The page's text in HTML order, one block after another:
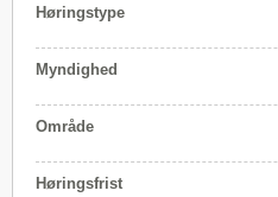
Høringstype
Myndighed
Område
Høringsfrist